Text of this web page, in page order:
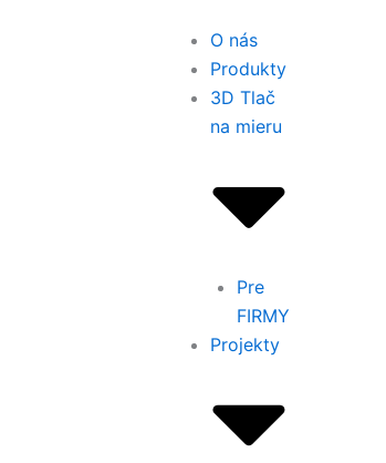
O nás
Produkty
3D Tlač
na mieru
Pre
FIRMY
Projekty